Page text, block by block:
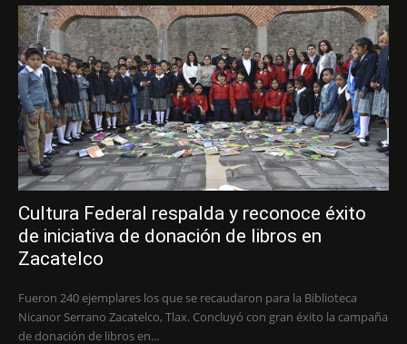
Cultura Federal respalda y reconoce éxito
de iniciativa de donación de libros en
Zacatelco
Fueron 240 ejemplares los que se recaudaron para la Biblioteca
Nicanor Serrano Zacatelco, Tlax. Concluyó con gran éxito la campaña
de donación de libros en...